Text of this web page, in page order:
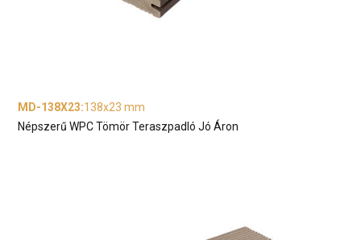
MD-138X23:138x23 mm
Népszerű WPC Tömör Teraszpadló Jó Áron